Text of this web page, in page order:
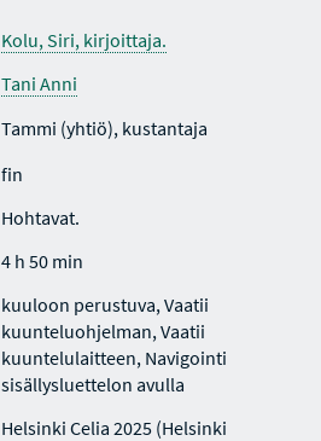
Kolu, Siri, kirjoittaja.
Tani Anni
Tammi (yhtiö), kustantaja
fin
Hohtavat.
4 h 50 min
kuuloon perustuva, Vaatii
kuunteluohjelman, Vaatii
kuuntelulaitteen, Navigointi
sisällysluettelon avulla
Helsinki Celia 2025 (Helsinki